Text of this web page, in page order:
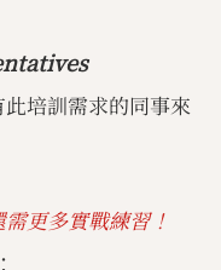
培訓需求的同事來
更多實戰練習！